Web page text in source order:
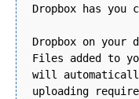
Dropbox has you
Dropbox on your
Files added to
will
uploading